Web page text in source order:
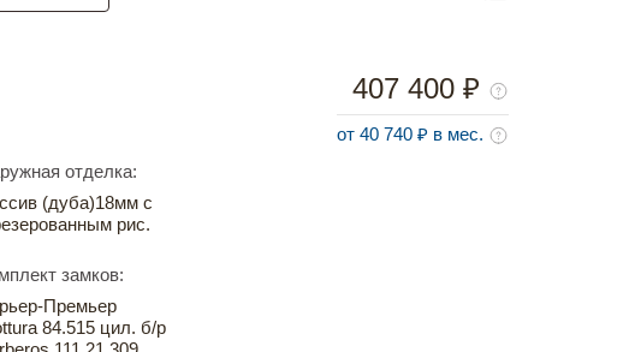
отделка:
(дуба)18мм с
рис.
замков:
Премьер
84.515 цил. б/р
407 400 ₽
от 40 740 ₽ в мес.